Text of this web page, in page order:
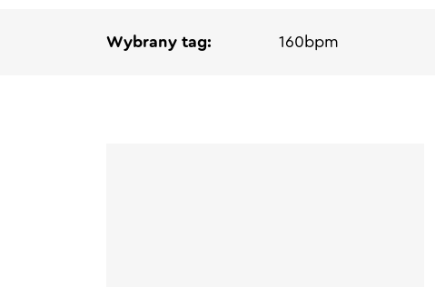
Wybrany tag: 160bpm